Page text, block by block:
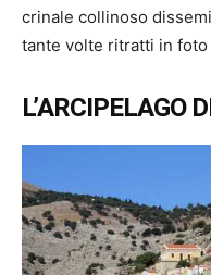
crinale collinoso
tante volte ritratti in
L’ARCIPELAGO